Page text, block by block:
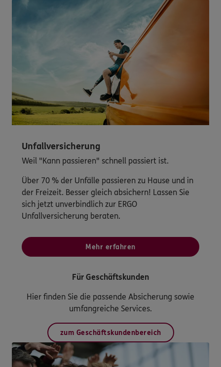
Unfallversicherung
Weil "Kann passieren" schnell passiert ist.
Über 70 % der Unfälle passieren zu Hause und in
der Freizeit. Besser gleich absichern! Lassen Sie
sich jetzt unverbindlich zur ERGO
Unfallversicherung beraten.
Mehr erfahren
Für Geschäftskunden
Hier finden Sie die passende Absicherung sowie
umfangreiche Services.
zum Geschäftskundenbereich